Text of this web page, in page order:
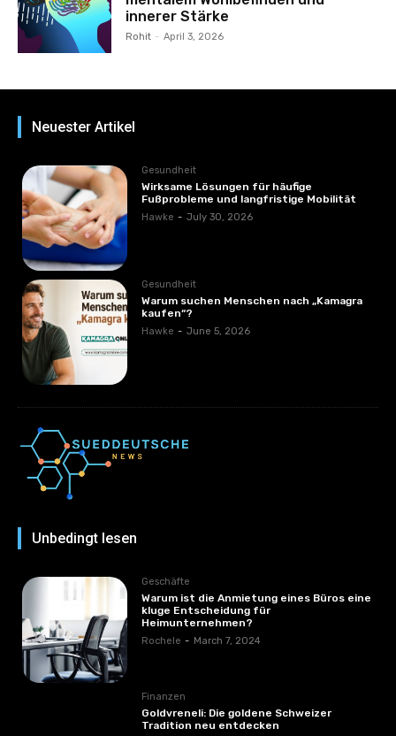
innerer Stärke
Rohit - April 3, 2026
Neuester Artikel
Gesundheit
Wirksame Lösungen für häufige
Fußprobleme und langfristige Mobilität
Hawke - July 30, 2026
Gesundheit
Warum suchen Menschen nach „Kamagra
kaufen“?
Hawke - June 5, 2026
Unbedingt lesen
Geschäfte
Warum ist die Anmietung eines Büros eine
kluge Entscheidung für
Heimunternehmen?
Rochele - March 7, 2024
Finanzen
Goldvreneli: Die goldene Schweizer
Tradition neu entdecken